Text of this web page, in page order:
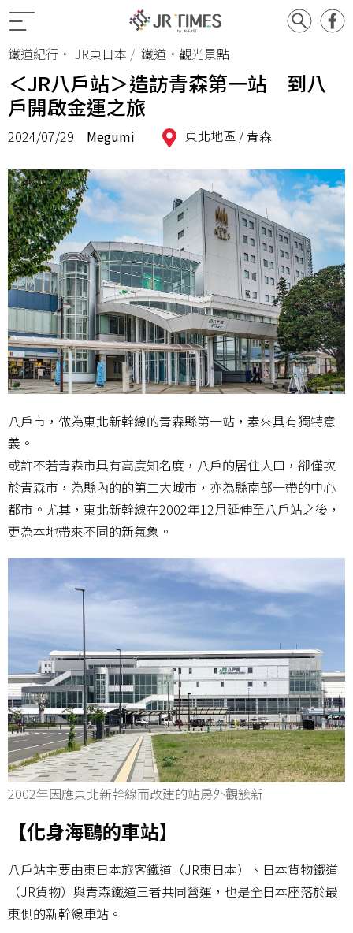
鐵道紀行 • JR東日本 鐵道•觀光景點
＜JR八戶站＞造訪青森第一站 到八
戶開啟金運之旅
2024/07/29 Megumi 東北地區 /青森
八戶市，做為東北新幹線的青森縣第一站，素來具有獨特意
義。
或許不若青森市具有高度知名度，八戶的居住人口，卻僅次
於青森市，為縣內的的第二大城市，亦為縣南部一帶的中心
都市。尤其，東北新幹線在2002年12月延伸至八戶站之後，
更為本地帶來不同的新氣象。
2002年因應東北新幹線而改建的站房外觀簇新
【化身海鷗的車站】
八戶站主要由東日本旅客鐵道（JR東日本）、日本貨物鐵道
（JR貨物）與青森鐵道三者共同營運，也是全日本座落於最
東側的新幹線車站。